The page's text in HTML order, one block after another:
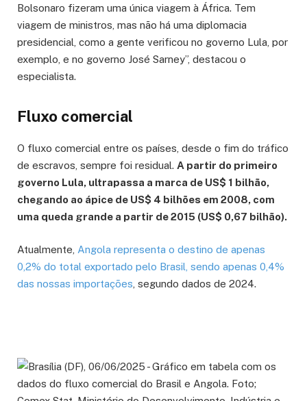
Bolsonaro fizeram uma única viagem à África. Tem
viagem de ministros, mas não há uma diplomacia
presidencial, como a gente verificou no governo Lula, por
exemplo, e no governo José Sarney”, destacou o
especialista.
Fluxo comercial
O fluxo comercial entre os países, desde o fim do tráfico
de escravos, sempre foi residual. A partir do primeiro
governo Lula, ultrapassa a marca de US$ 1 bilhão,
chegando ao ápice de US$ 4 bilhões em 2008, com
uma queda grande a partir de 2015 (US$ 0,67 bilhão).
Atualmente, Angola representa o destino de apenas
0,2% do total exportado pelo Brasil, sendo apenas 0,4%
das nossas importações , segundo dados de 2024.